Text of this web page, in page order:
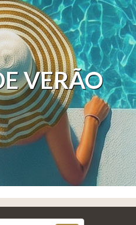
VERÃO